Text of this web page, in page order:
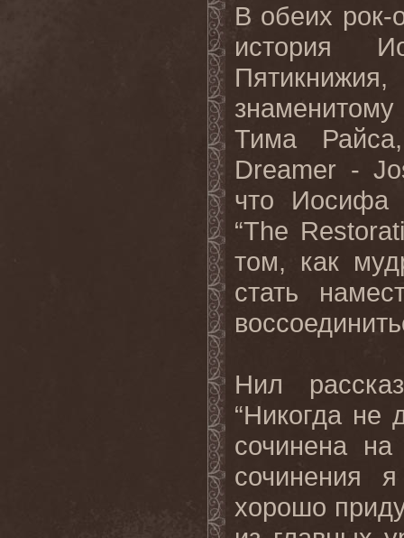
В обеих рок-
история
Тима
Dreamer -
что Иосифа
“The
том, как
стать
Нил
“Никогда не
сочинена
сочинения
хорошо